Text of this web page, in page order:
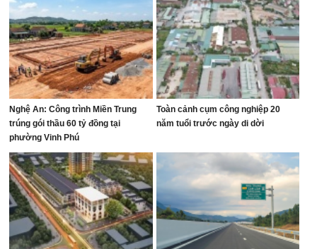
Nghệ An: Công trình Miền Trung
trúng gói thầu 60 tỷ đồng tại
phường Vinh Phú
Toàn cảnh cụm công nghiệp 20
năm tuổi trước ngày di dời